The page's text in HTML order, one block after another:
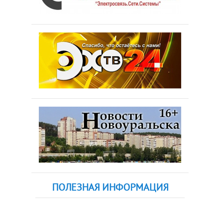
ПОЛЕЗНАЯ ИНФОРМАЦИЯ